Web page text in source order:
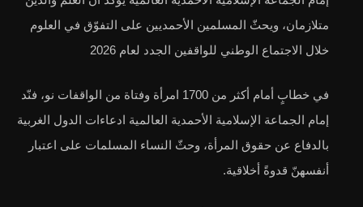
متلازمان، ويحثّ المسلمين الأحمديين على التفوّق في العلوم
خلال الاجتماع الوطني للواقفين الجدد لعام 2026
في خطابٍ أمام أكثر من 1700 امرأة وفتاة من الواقفات نو، فنّد
إمام الجماعة الإسلامية الأحمدية العالمية ادعاءات الدول الغربية
بالدفاع عن حقوق المرأة، وحثّ النساء المسلمات على اعتبار
أنفسهنّ قدوةً أخلاقية.